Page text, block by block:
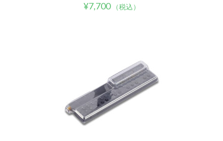
¥7,700 （税込）